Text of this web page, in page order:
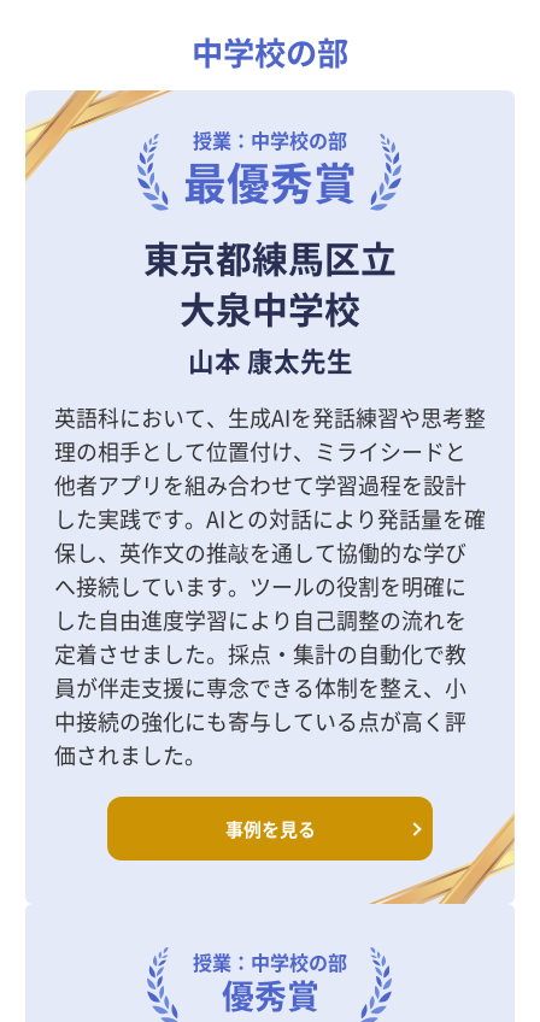
中学校の部
授業：中学校の部
最優秀賞
東京都練馬区立
大泉中学校
山本 康太先生
英語科において、生成AIを発話練習や思考整
理の相手として位置付け、ミライシードと
他者アプリを組み合わせて学習過程を設計
した実践です。AIとの対話により発話量を確
保し、英作文の推敲を通して協働的な学び
へ接続しています。ツールの役割を明確に
した自由進度学習により自己調整の流れを
定着させました。採点・集計の自動化で教
員が伴走支援に専念できる体制を整え、小
中接続の強化にも寄与している点が高く評
価されました。
事例を見る
授業：中学校の部
優秀賞